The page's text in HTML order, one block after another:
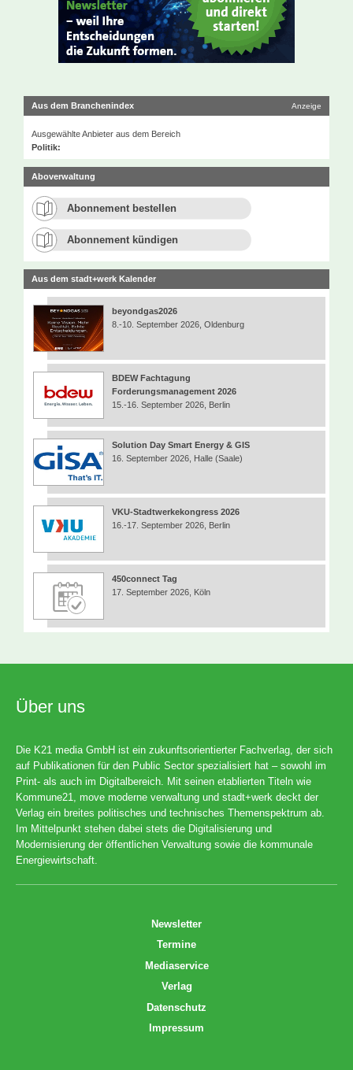
Aus dem Branchenindex Anzeige
Ausgewählte Anbieter aus dem Bereich
Politik:
Aboverwaltung
Abonnement bestellen
Abonnement kündigen
Aus dem stadt+werk Kalender
beyondgas2026
8.-10. September 2026, Oldenburg
BDEW Fachtagung
Forderungsmanagement 2026
15.-16. September 2026, Berlin
Solution Day Smart Energy & GIS
16. September 2026, Halle (Saale)
VKU-Stadtwerkekongress 2026
16.-17. September 2026, Berlin
450connect Tag
17. September 2026, Köln
Über uns
Die K21 media GmbH ist ein zukunftsorientierter Fachverlag, der sich
auf Publikationen für den Public Sector spezialisiert hat – sowohl im
Print- als auch im Digitalbereich. Mit seinen etablierten Titeln wie
Kommune21, move moderne verwaltung und stadt+werk deckt der
Verlag ein breites politisches und technisches Themenspektrum ab.
Im Mittelpunkt stehen dabei stets die Digitalisierung und
Modernisierung der öffentlichen Verwaltung sowie die kommunale
Energiewirtschaft.
Newsletter
Termine
Mediaservice
Verlag
Datenschutz
Impressum